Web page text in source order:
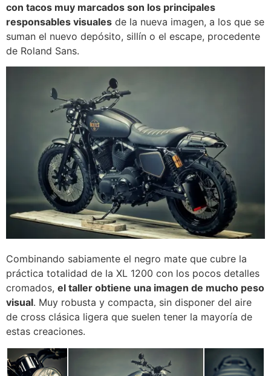
con tacos muy marcados son los principales
responsables visuales de la nueva imagen, a los que se
suman el nuevo depósito, sillín o el escape, procedente
de Roland Sans.
Combinando sabiamente el negro mate que cubre la
práctica totalidad de la XL 1200 con los pocos detalles
cromados, el taller obtiene una imagen de mucho peso
visual. Muy robusta y compacta, sin disponer del aire
de cross clásica ligera que suelen tener la mayoría de
estas creaciones.